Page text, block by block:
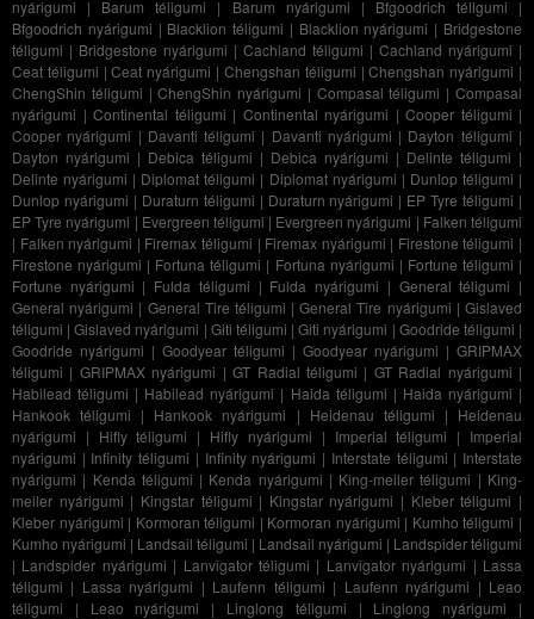
nyárigumi | Barum téligumi | Barum nyárigumi | Bfgoodrich téligumi |
Bfgoodrich nyárigumi | Blacklion téligumi | Blacklion nyárigumi | Bridgestone
téligumi | Bridgestone nyárigumi | Cachland téligumi | Cachland nyárigumi |
Ceat téligumi |Ceat nyárigumi | Chengshan téligumi |Chengshan nyárigumi |
ChengShin téligumi |ChengShin nyárigumi | Compasal téligumi |Compasal
nyárigumi | Continental téligumi | Continental nyárigumi | Cooper téligumi |
Cooper nyárigumi | Davanti téligumi | Davanti nyárigumi | Dayton téligumi |
Dayton nyárigumi | Debica téligumi | Debica nyárigumi | Delinte téligumi |
Delinte nyárigumi | Diplomat téligumi | Diplomat nyárigumi | Dunlop téligumi |
Dunlop nyárigumi | Duraturn téligumi | Duraturn nyárigumi | EP Tyre téligumi |
EP Tyre nyárigumi | Evergreen téligumi | Evergreen nyárigumi | Falken téligumi
| Falken nyárigumi | Firemax téligumi | Firemax nyárigumi | Firestone téligumi |
Firestone nyárigumi | Fortuna téligumi | Fortuna nyárigumi | Fortune téligumi |
Fortune nyárigumi | Fulda téligumi | Fulda nyárigumi | General téligumi |
General nyárigumi | General Tire téligumi |General Tire nyárigumi |Gislaved
téligumi |Gislaved nyárigumi | Giti téligumi |Giti nyárigumi | Goodride téligumi |
Goodride nyárigumi | Goodyear téligumi | Goodyear nyárigumi | GRIPMAX
téligumi | GRIPMAX nyárigumi |GT Radial téligumi | GT Radial nyárigumi |
Habilead téligumi | Habilead nyárigumi | Haida téligumi | Haida nyárigumi |
Hankook téligumi | Hankook nyárigumi | Heidenau téligumi | Heidenau
nyárigumi | Hifly téligumi | Hifly nyárigumi | Imperial téligumi | Imperial
nyárigumi | Infinity téligumi | Infinity nyárigumi | Interstate téligumi | Interstate
nyárigumi | Kenda téligumi | Kenda nyárigumi | King-meiler téligumi | King-
meiler nyárigumi | Kingstar téligumi | Kingstar nyárigumi | Kleber téligumi |
Kleber nyárigumi | Kormoran téligumi | Kormoran nyárigumi | Kumho téligumi |
Kumho nyárigumi | Landsail téligumi | Landsail nyárigumi | Landspider téligumi
| Landspider nyárigumi | Lanvigator téligumi | Lanvigator nyárigumi | Lassa
téligumi | Lassa nyárigumi | Laufenn téligumi | Laufenn nyárigumi | Leao
téligumi | Leao nyárigumi | Linglong téligumi | Linglong nyárigumi |